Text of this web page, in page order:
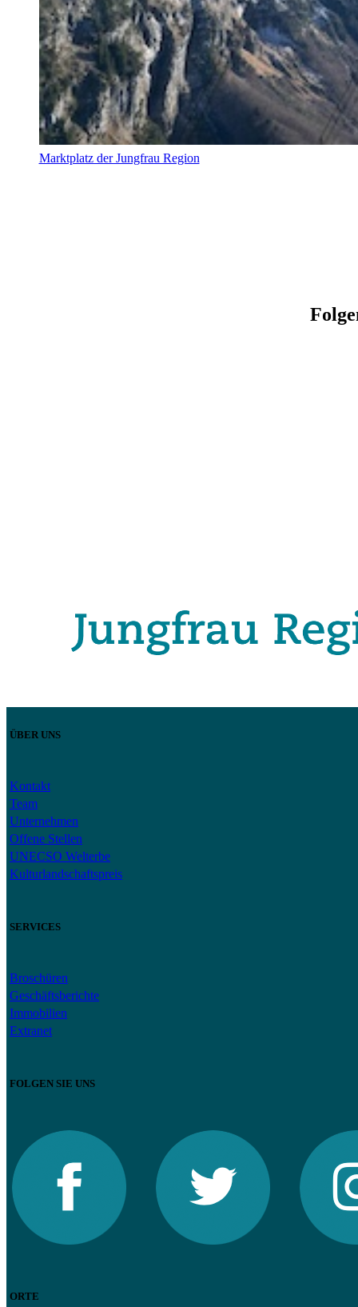
Marktplatz der Jungfrau Region
ÜBER UNS
Kontakt
Team
Unternehmen
Offene Stellen
UNECSO Welterbe
Kulturlandschaftspreis
SERVICES
Broschüren
Geschäftsberichte
Immobilien
Extranet
FOLGEN SIE UNS
ORTE